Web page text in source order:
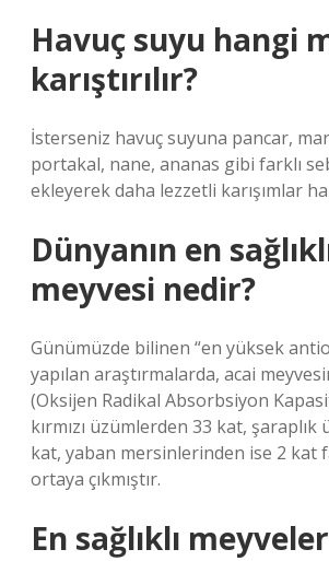
Havuç suyu hangi
karıştırılır?
İsterseniz havuç suyuna pancar,
portakal, nane, ananas gibi farklı
ekleyerek daha lezzetli karışımlar
Dünyanın en
meyvesi nedir?
Günümüzde bilinen “en yüksek
yapılan araştırmalarda, acai
(Oksijen Radikal Absorbsiyon
kırmızı üzümlerden 33 kat,
kat, yaban mersinlerinden ise 2 kat
ortaya çıkmıştır.
En sağlıklı meyveler